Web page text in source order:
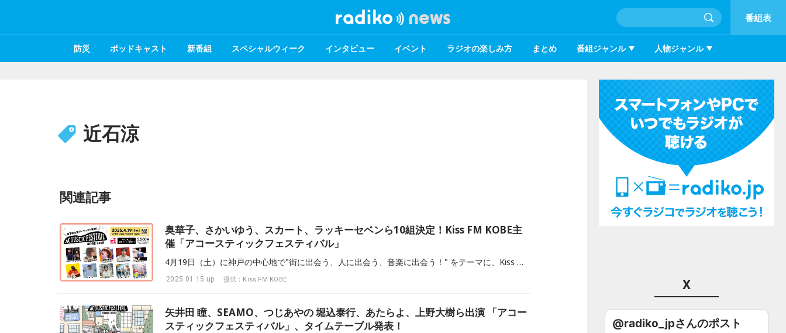
番組表
防災 ポッドキャスト 新番組 スペシャルウィーク インタビュー イベント ラジオの楽しみ方 まとめ 番組ジャンル 人物ジャンル
近石涼
関連記事
奥華子、さかいゆう、スカート、ラッキーセベンら10組決定！Kiss FM KOBE主
催「アコースティックフェスティバル」
4月19日（土）に神戸の中心地で"街に出会う、人に出会う、音楽に出会う！" をテーマに、Kiss FM KOBE主催イベント「アコースティックフェスティバル」の第1弾出演アーティストが決定しました。
2025.01.15 up 提供：Kiss FM KOBE
矢井田 瞳、SEAMO、つじあやの 堀込泰行、あたらよ、上野大樹ら出演 「アコー
スティックフェスティバル」、タイムテーブル発表！
X
@radiko_jpさんのポスト